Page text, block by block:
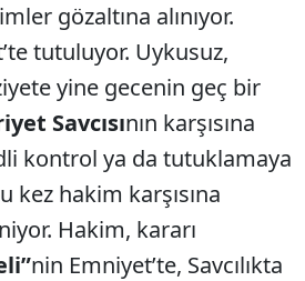
gözaltına alınıyor.
tutuluyor. Uykusuz,
yine gecenin geç bir
Savcısının karşısına
kontrol ya da tutuklamaya
kez hakim karşısına
Hakim, kararı
nin Emniyet’te, Savcılıkta